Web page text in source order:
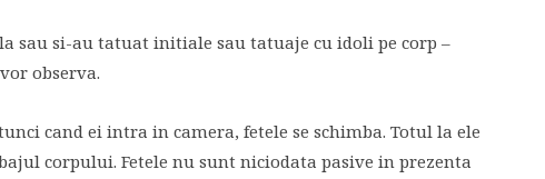
sau si-au tatuat initiale sau tatuaje cu idoli pe corp –
observa.
cand ei intra in camera, fetele se schimba. Totul la ele
corpului. Fetele nu sunt niciodata pasive in prezenta